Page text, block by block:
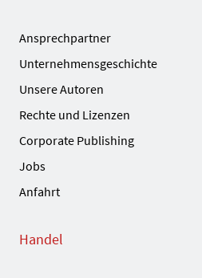
Ansprechpartner
Unternehmensgeschichte
Unsere Autoren
Rechte und Lizenzen
Corporate Publishing
Jobs
Anfahrt
Handel